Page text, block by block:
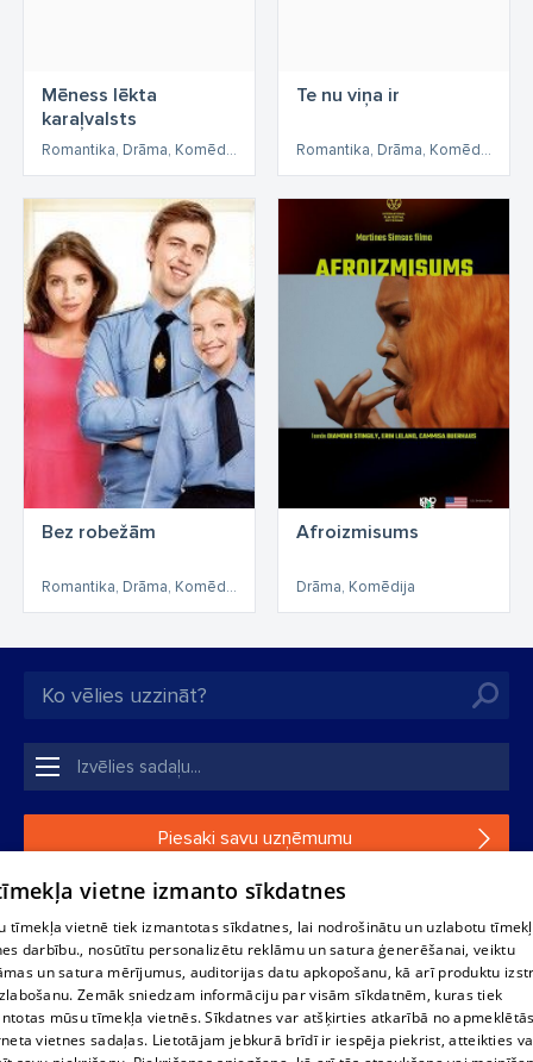
Mēness lēkta
karaļvalsts
Romantika, Drāma, Komēdija
Te nu viņa ir
Romantika, Drāma, Komēdija
Bez robežām
Romantika, Drāma, Komēdija
Afroizmisums
Drāma, Komēdija
Piesaki savu uzņēmumu
Ja tavs uzņēmums nav mūsu datubāzē, aizpildi vienkāršu
1188 datu bāzes, tās daļas vai datu bāzē iekļautās informācijas,
vai informācijas daļas pavairošana vai izplatīšana jebkādā formā
stingri aizliegta. Tāpat arī ir aizliegta lejupielāde automātiskā
režīmā. Jebkura 1188 web lapā publicētā materiāla
vietne izmanto sīkdatnes
tīmekļa vietnē tiek izmantotas sīkdatnes, lai nodrošinātu un uzlabotu
darbību., nosūtītu personalizētu reklāmu un satura ģenerēšanai, veiktu
un satura mērījumus, auditorijas datu apkopošanu, kā arī produktu
Zemāk sniedzam informāciju par visām sīkdatnēm, kuras tiek
mūsu tīmekļa vietnēs. Sīkdatnes var atšķirties atkarībā no
vietnes sadaļas. Lietotājam jebkurā brīdī ir iespēja piekrist, atteikties